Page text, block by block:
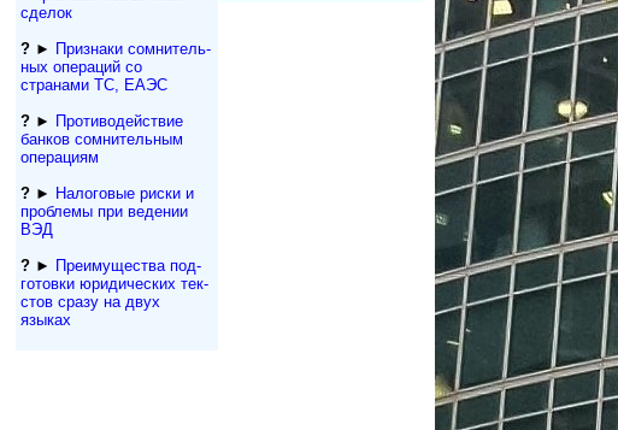
сделок
?► Признаки сомнитель­
ных операций со
странами ТС, ЕАЭС
?► Противодействие
банков сомнительным
операциям
?► Налоговые риски и
проблемы при ведении
ВЭД
?► Преимущества под­
гото­вки юри­ди­чес­ких тек­
с­тов сразу на двух
языках